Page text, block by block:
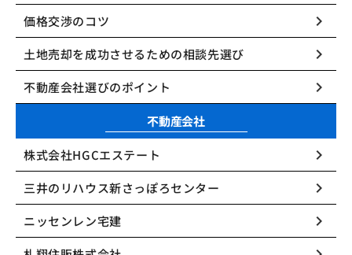
価格交渉のコツ keyboard_arrow_right
土地売却を成功させるための相談先選び keyboard_arrow_right
不動産会社選びのポイント keyboard_arrow_right
不動産会社
株式会社HGCエステート keyboard_arrow_right
三井のリハウス新さっぽろセンター keyboard_arrow_right
ニッセンレン宅建 keyboard_arrow_right